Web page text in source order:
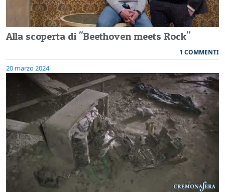
Alla scoperta di "Beethoven meets Rock"
1 COMMENTI
20 marzo 2024